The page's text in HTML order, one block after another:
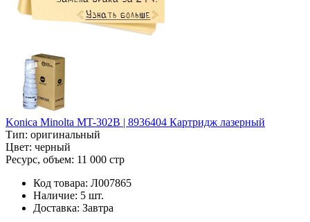
Konica Minolta MT-302B | 8936404 Картридж лазерный
Тип: оригинальный
Цвет: черный
Ресурс, объем: 11 000 стр
Код товара: Л007865
Наличие: 5 шт.
Доставка: Завтра